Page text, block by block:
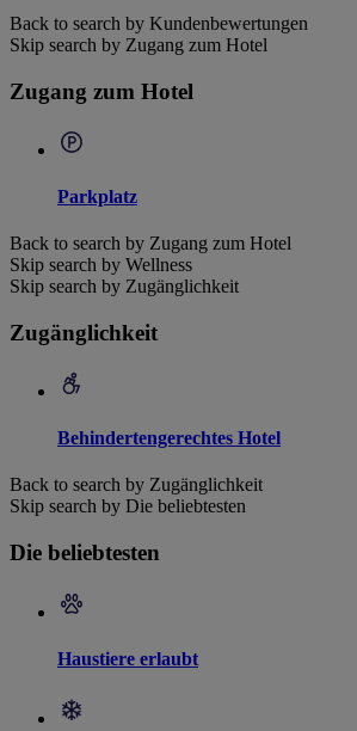
Back to search by Kundenbewertungen
Skip search by Zugang zum Hotel
Zugang zum Hotel
Parkplatz
Back to search by Zugang zum Hotel
Skip search by Wellness
Skip search by Zugänglichkeit
Zugänglichkeit
Behindertengerechtes Hotel
Back to search by Zugänglichkeit
Skip search by Die beliebtesten
Die beliebtesten
Haustiere erlaubt